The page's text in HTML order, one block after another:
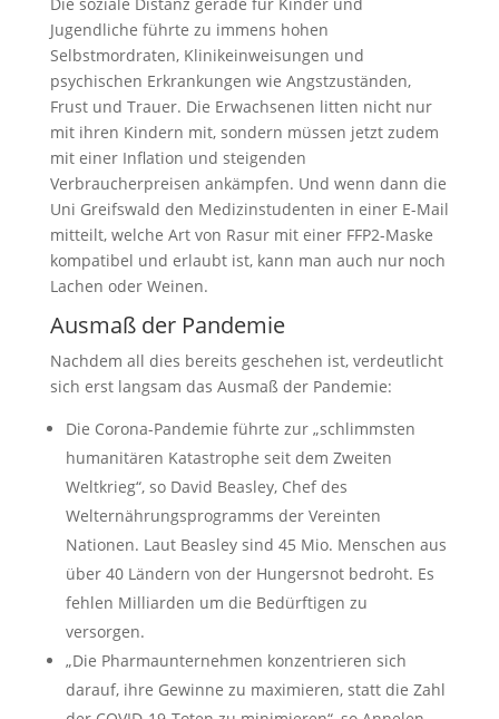
Jugendliche führte zu immens hohen
Selbstmordraten, Klinikeinweisungen und
psychischen Erkrankungen wie Angstzuständen,
Frust und Trauer. Die Erwachsenen litten nicht nur
mit ihren Kindern mit, sondern müssen jetzt zudem
mit einer Inflation und steigenden
Verbraucherpreisen ankämpfen. Und wenn dann die
Uni Greifswald den Medizinstudenten in einer E-Mail
mitteilt, welche Art von Rasur mit einer FFP2-Maske
kompatibel und erlaubt ist, kann man auch nur noch
Lachen oder Weinen.
Ausmaß der Pandemie
Nachdem all dies bereits geschehen ist, verdeutlicht
sich erst langsam das Ausmaß der Pandemie:
Die Corona-Pandemie führte zur „schlimmsten
humanitären Katastrophe seit dem Zweiten
Weltkrieg“, so David Beasley, Chef des
Welternährungsprogramms der Vereinten
Nationen. Laut Beasley sind 45 Mio. Menschen aus
über 40 Ländern von der Hungersnot bedroht. Es
fehlen Milliarden um die Bedürftigen zu
versorgen.
„Die Pharmaunternehmen konzentrieren sich
darauf, ihre Gewinne zu maximieren, statt die Zahl